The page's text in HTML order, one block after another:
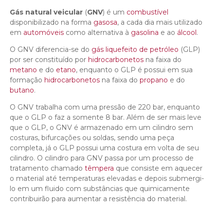
Gás natural veicular (GNV) é um combustível
disponibilizado na forma gasosa, a cada dia mais utilizado
em automóveis como alternativa à gasolina e ao álcool.
O GNV diferencia-se do gás liquefeito de petróleo (GLP)
por ser constituído por hidrocarbonetos na faixa do
metano e do etano, enquanto o GLP é possui em sua
formação hidrocarbonetos na faixa do propano e do
butano.
O GNV trabalha com uma pressão de 220 bar, enquanto
que o GLP o faz a somente 8 bar. Além de ser mais leve
que o GLP, o GNV é armazenado em um cilindro sem
costuras, bifurcações ou soldas, sendo uma peça
completa, já o GLP possui uma costura em volta de seu
cilindro. O cilindro para GNV passa por um processo de
tratamento chamado têmpera que consiste em aquecer
o material até temperaturas elevadas e depois submergi-
lo em um fluido com substâncias que quimicamente
contribuirão para aumentar a resistência do material.